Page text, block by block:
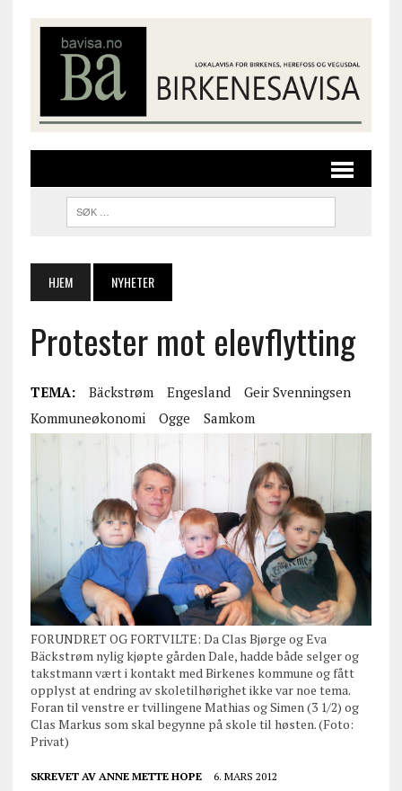
HJEM NYHETER
Protester mot elevflytting
TEMA: Bäckstrøm Engesland
Geir Svenningsen
Kommuneøkonomi
Ogge Samkom
FORUNDRET OG FORTVILTE: Da Clas Bjørge og Eva
Bäckstrøm nylig kjøpte gården Dale, hadde både selger og
takstmann vært i kontakt med Birkenes kommune og fått
opplyst at endring av skoletilhørighet ikke var noe tema.
Foran til venstre er tvillingene Mathias og Simen (3 1/2) og
Clas Markus som skal begynne på skole til høsten. (Foto:
Privat)
SKREVET AV ANNE METTE HOPE 6. MARS 2012